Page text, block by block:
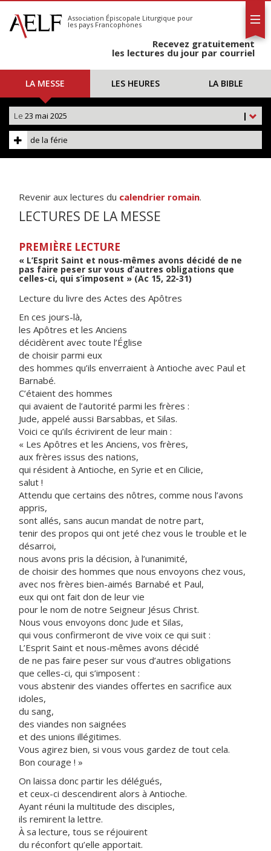
S'abonner
Calendrier
Association Épiscopale Liturgique pour
les pays Francophones
Recevez gratuitement
les lectures du jour par courriel
LA MESSE LES HEURES LA BIBLE
|
Le 23 mai 2025
de la férie
Revenir aux lectures du calendrier romain.
LECTURES DE LA MESSE
PREMIÈRE LECTURE
« L’Esprit Saint et nous-mêmes avons décidé de ne
pas faire peser sur vous d’autres obligations que
celles-ci, qui s’imposent » (Ac 15, 22-31)
Lecture du livre des Actes des Apôtres
En ces jours-là,
les Apôtres et les Anciens
décidèrent avec toute l’Église
de choisir parmi eux
des hommes qu’ils enverraient à Antioche avec Paul et
Barnabé.
C’étaient des hommes
qui avaient de l’autorité parmi les frères :
Jude, appelé aussi Barsabbas, et Silas.
Voici ce qu’ils écrivirent de leur main :
« Les Apôtres et les Anciens, vos frères,
aux frères issus des nations,
qui résident à Antioche, en Syrie et en Cilicie,
salut !
Attendu que certains des nôtres, comme nous l’avons
appris,
sont allés, sans aucun mandat de notre part,
tenir des propos qui ont jeté chez vous le trouble et le
désarroi,
nous avons pris la décision, à l’unanimité,
de choisir des hommes que nous envoyons chez vous,
avec nos frères bien-aimés Barnabé et Paul,
eux qui ont fait don de leur vie
pour le nom de notre Seigneur Jésus Christ.
Nous vous envoyons donc Jude et Silas,
qui vous confirmeront de vive voix ce qui suit :
L’Esprit Saint et nous-mêmes avons décidé
de ne pas faire peser sur vous d’autres obligations
que celles-ci, qui s’imposent :
vous abstenir des viandes offertes en sacrifice aux
idoles,
du sang,
des viandes non saignées
et des unions illégitimes.
Vous agirez bien, si vous vous gardez de tout cela.
Bon courage ! »
On laissa donc partir les délégués,
et ceux-ci descendirent alors à Antioche.
Ayant réuni la multitude des disciples,
ils remirent la lettre.
À sa lecture, tous se réjouirent
du réconfort qu’elle apportait.